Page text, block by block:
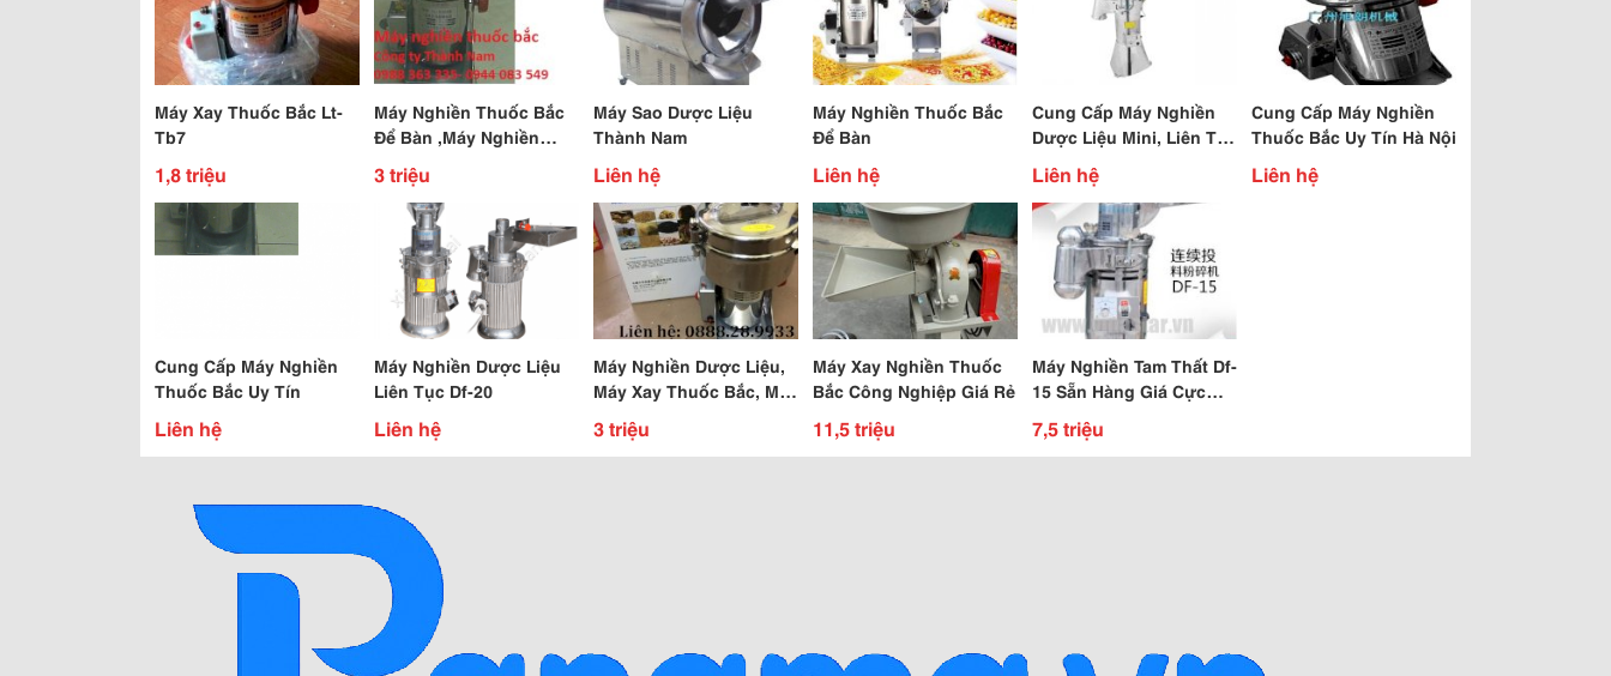
Máy Xay Thuốc Bắc Lt-
Tb7
1,8 triệu
Máy Nghiền Thuốc Bắc
Để Bàn ,Máy Nghiền
Dược Liệu Để Bàn
3 triệu
Máy Sao Dược Liệu
Thành Nam
Liên hệ
Máy Nghiền Thuốc Bắc
Để Bàn
Liên hệ
Cung Cấp Máy Nghiền
Dược Liệu Mini, Liên Tục
Uy Tín Nhất Miền Bắc
Liên hệ
Cung Cấp Máy Nghiền
Thuốc Bắc Uy Tín Hà Nội
Liên hệ
Cung Cấp Máy Nghiền
Thuốc Bắc Uy Tín
Liên hệ
Máy Nghiền Dược Liệu
Liên Tục Df-20
Liên hệ
Máy Nghiền Dược Liệu,
Máy Xay Thuốc Bắc, Máy
Nghiền Thảo Dược
3 triệu
Máy Xay Nghiền Thuốc
Bắc Công Nghiệp Giá Rẻ
11,5 triệu
Máy Nghiền Tam Thất Df-
15 Sẵn Hàng Giá Cực
Tốt. Ship Toàn Quốc.
7,5 triệu